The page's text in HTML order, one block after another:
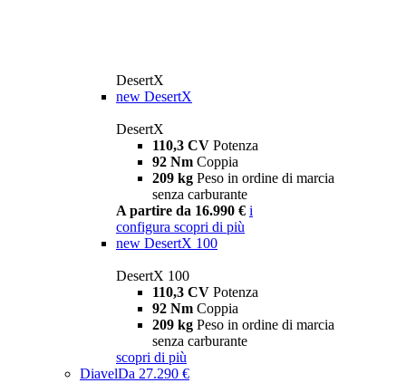
DesertX
new DesertX
DesertX
110,3 CV Potenza
92 Nm Coppia
209 kg Peso in ordine di marcia
senza carburante
A partire da 16.990 € i
configura scopri di più
new DesertX 100
DesertX 100
110,3 CV Potenza
92 Nm Coppia
209 kg Peso in ordine di marcia
senza carburante
scopri di più
DiavelDa 27.290 €